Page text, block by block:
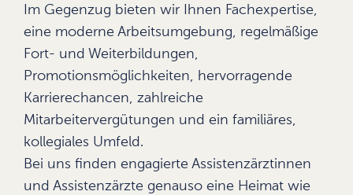
Im Gegenzug bieten wir Ihnen Fachexpertise,
eine moderne Arbeitsumgebung, regelmäßige
Fort- und Weiterbildungen,
Promotionsmöglichkeiten, hervorragende
Karrierechancen, zahlreiche
Mitarbeitervergütungen und ein familiäres,
kollegiales Umfeld.
Bei uns finden engagierte Assistenzärztinnen
und Assistenzärzte genauso eine Heimat wie